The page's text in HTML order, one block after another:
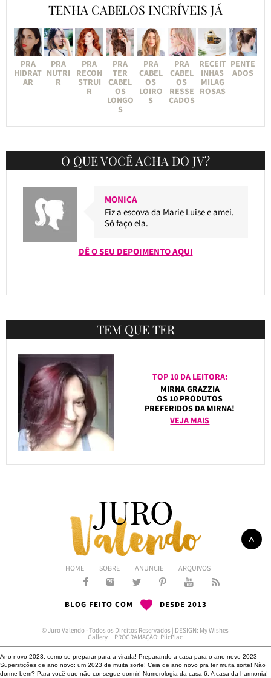
TENHA CABELOS INCRÍVEIS JÁ
PRA
HIDRAT
AR
PRA
NUTRI
R
PRA
RECON
STRUI
R
PRA
TER
CABEL
OS
LONGO
S
PRA
CABEL
OS
LOIRO
S
PRA
CABEL
OS
RESSE
CADOS
RECEIT
INHAS
MILAG
ROSAS
PENTE
ADOS
O QUE VOCÊ ACHA DO JV?
MONICA
Fiz a escova da Marie Luise e amei.
Só faço ela.
DÊ O SEU DEPOIMENTO AQUI
TEM QUE TER
TOP 10 DA LEITORA:
MIRNA GRAZZIA
OS 10 PRODUTOS
PREFERIDOS DA MIRNA!
VEJA MAIS
HOME SOBRE ANUNCIE ARQUIVOS
BLOG FEITO COM DESDE 2013
© Juro Valendo - Todos os Direitos Reservados | DESIGN: My Wishes
Gallery | PROGRAMAÇÃO: PlicPlac
Ano novo 2023: como se preparar para a virada! Preparando a casa para o ano novo 2023
Superstições de ano novo: um 2023 de muita sorte! Ceia de ano novo pra ter muita sorte! Não
dorme bem? Para você que não consegue dormir! Numerologia da casa 6: A casa da harmonia!